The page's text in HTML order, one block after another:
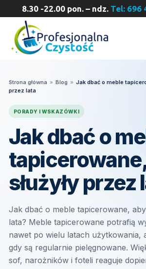
8.30 -22.00 pon. – ndz. Tel: 696
Strona główna » Blog » Jak dbać o meble
przez lata
PORADY I WSKAZÓWKI
Jak dbać o
służyły przez
Jak dbać o meble tapicerowane, aby
lata? Meble tapicerowane potrafią
nawet po wielu latach użytkowania,
gdy są regularnie pielęgnowane.
sof, narożników i foteli reaguje